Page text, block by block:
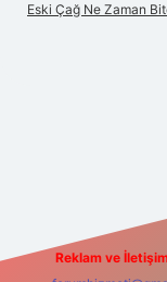
Eski Çağ Ne Zaman
Reklam ve